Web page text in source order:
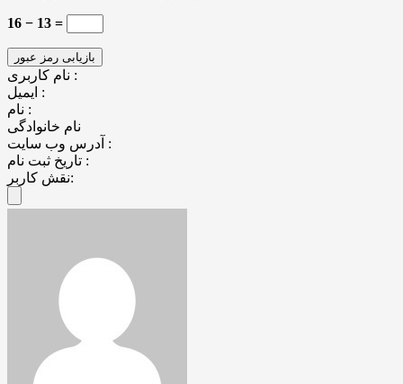
16 − 13 =
نام کاربری :
ایمیل :
نام :
نام خانوادگی
آدرس وب سایت :
تاریخ ثبت نام :
نقش کاربر: